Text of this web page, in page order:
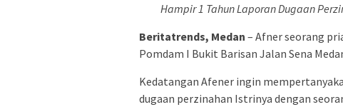
Hampir 1 Tahun Laporan Dugaan
Beritatrends, Medan – Afner seorang
Pomdam I Bukit Barisan Jalan Sena
Kedatangan Afener ingin
dugaan perzinahan Istrinya dengan